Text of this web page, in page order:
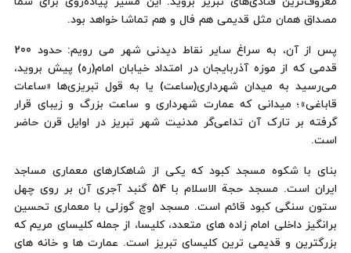
مصداق همان مثل قدیمی هم فال و هم تماشا خواهد بود.
پس از آن، به سراغ سایر نقاط دیدنی شهر می رویم: حدود 200
قدمی که از موزه آذربایجان در امتداد خیابان امام(ره) پیش بروید،
می‌رسید به میدان شهرداری(ساعت) یا به قول تبریزی‌ها «ساعات
قاباغی»؛ میدانی که عمارت شهرداری و ساعت بزرگ و زیبای قرار
گرفته بر تارک آن تداعی‌گر مدنیت شهر تبریز در اوایل قرن حاضر
است.
بنای با شکوه مسجد کبود که یکی از شاهکارهای معماری مساجد
ایران است. مسجد حجة الاسلام با 54 گنبد آجری آن بر روی چهل
ستون سنگی کبود قائم است. مسجد اوچ گوزلی با معماری تحسین
برانگیز داخلی امام زاده های متعدد، کلیسا، از جمله کلیسای مریم که
بزرگترین و قدیمی ترین کلیسای تبریز است. عمارت ها و خانه های